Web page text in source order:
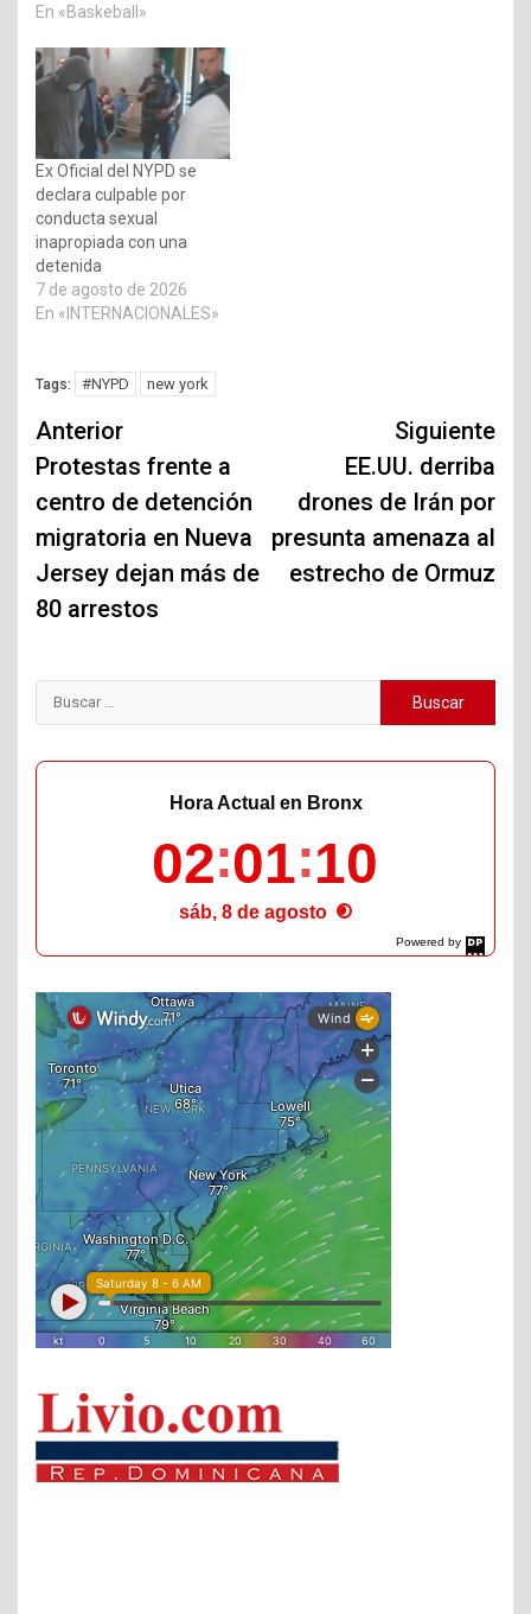
En «Baskeball»
Ex Oficial del NYPD se
declara culpable por
conducta sexual
inapropiada con una
detenida
7 de agosto de 2026
En «INTERNACIONALES»
Tags: #NYPD new york
Navegación
de
entradas
Anterior
Protestas frente a
centro de detención
migratoria en Nueva
Jersey dejan más de
80 arrestos
Siguiente
EE.UU. derriba
drones de Irán por
presunta amenaza al
estrecho de Ormuz
Buscar:
Powered by
DaysPedia.com
Hora Actual en Bronx
02 01 12
sáb, 8 de agosto